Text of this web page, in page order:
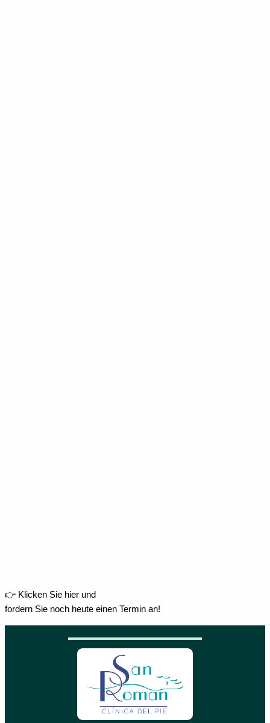
👉 Klicken Sie hier und
fordern Sie noch heute einen Termin an!